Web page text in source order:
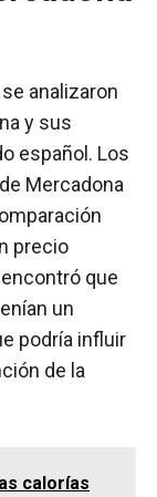
analizaron
y sus
español. Los
Mercadona
precio
que
un
podría influir
de la
calorías